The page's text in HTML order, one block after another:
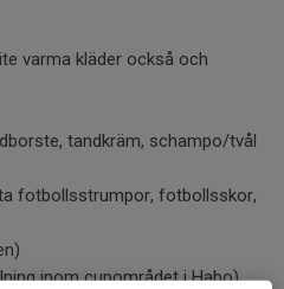
varma kläder också och
tandkräm, schampo/tvål
fotbollsstrumpor, fotbollsskor,
inom cupområdet i Habo)